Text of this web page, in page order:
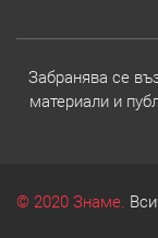
Забранява се
материали и
© 2020 Знаме.